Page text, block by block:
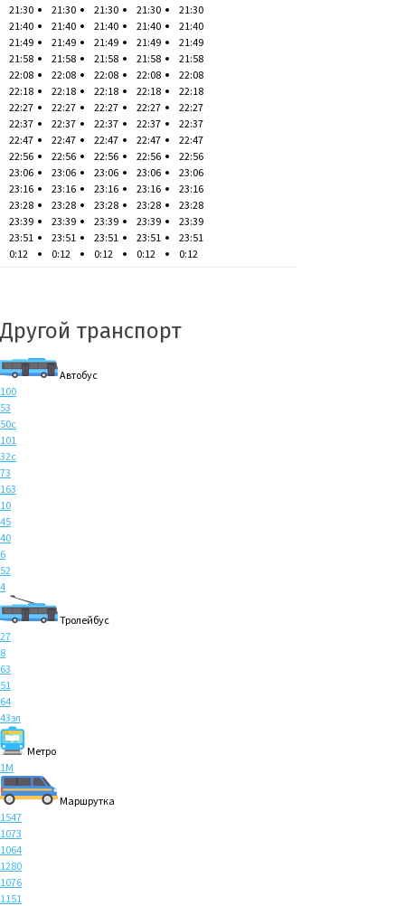
21:30
21:40
21:49
21:58
22:08
22:18
22:27
22:37
22:47
22:56
23:06
23:16
23:28
23:39
23:51
0:12
21:30
21:40
21:49
21:58
22:08
22:18
22:27
22:37
22:47
22:56
23:06
23:16
23:28
23:39
23:51
0:12
21:30
21:40
21:49
21:58
22:08
22:18
22:27
22:37
22:47
22:56
23:06
23:16
23:28
23:39
23:51
0:12
21:30
21:40
21:49
21:58
22:08
22:18
22:27
22:37
22:47
22:56
23:06
23:16
23:28
23:39
23:51
0:12
21:30
21:40
21:49
21:58
22:08
22:18
22:27
22:37
22:47
22:56
23:06
23:16
23:28
23:39
23:51
0:12
Другой транспорт
Автобус
100
53
50с
101
32с
73
163
10
45
40
6
52
4
Тролейбус
27
8
63
51
64
43эл
Метро
1M
Маршрутка
1547
1073
1064
1280
1076
1151